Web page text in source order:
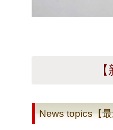
News topics【